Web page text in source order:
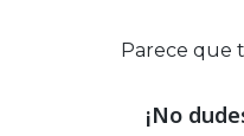
Parece que
¡No